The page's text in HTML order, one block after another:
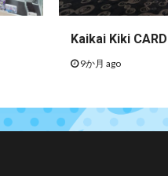
Kaikai Kiki
9か月 ago